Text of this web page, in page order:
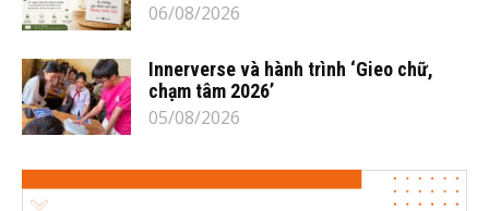
06/08/2026
Innerverse và hành trình ‘Gieo chữ,
chạm tâm 2026’
05/08/2026